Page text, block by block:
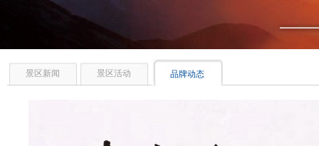
景区新闻 景区活动 品牌动态